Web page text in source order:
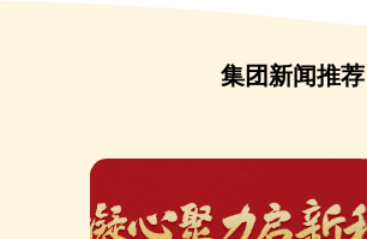
集团新闻推荐